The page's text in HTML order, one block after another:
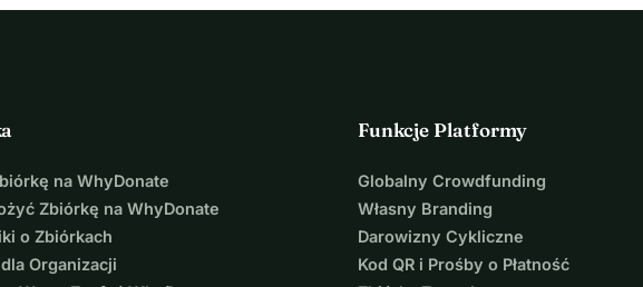
na WhyDonate
Zbiórkę na WhyDonate
o Zbiórkach
Organizacji
Funkcje Platformy
Globalny Crowdfunding
Własny Branding
Darowizny Cykliczne
Kod QR i Prośby o Płatność